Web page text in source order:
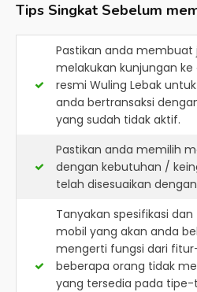
Tips Singkat Sebelum
Pastikan anda
melakukan kunjungan
resmi Wuling Lebak
anda bertransaksi
yang sudah tidak aktif.
Pastikan anda memilih
dengan kebutuhan /
telah disesuaikan
Tanyakan spesifikasi
mobil yang akan anda
mengerti fungsi dari
beberapa orang tidak
yang tersedia pada